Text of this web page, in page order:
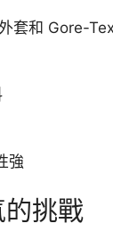
套和 Gore-
強
挑戰